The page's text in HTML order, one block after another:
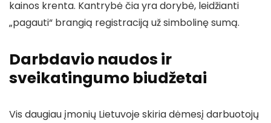
kainos krenta. Kantrybė čia yra dorybė, leidžianti
„pagauti“ brangią registraciją už simbolinę sumą.
Darbdavio naudos ir
sveikatingumo biudžetai
Vis daugiau įmonių Lietuvoje skiria dėmesį darbuotojų